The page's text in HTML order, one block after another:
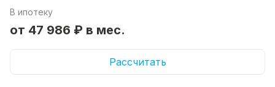
В ипотеку
от 47 986 ₽ в мес.
Рассчитать